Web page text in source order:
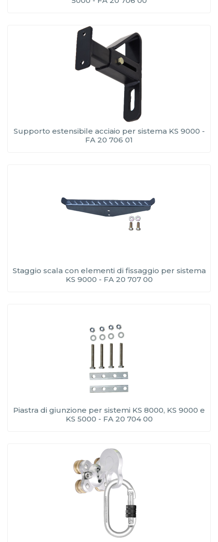
Supporto estensibile acciaio per sistema KS 9000 -
FA 20 706 01
Staggio scala con elementi di fissaggio per sistema
KS 9000 - FA 20 707 00
Piastra di giunzione per sistemi KS 8000, KS 9000 e
KS 5000 - FA 20 704 00